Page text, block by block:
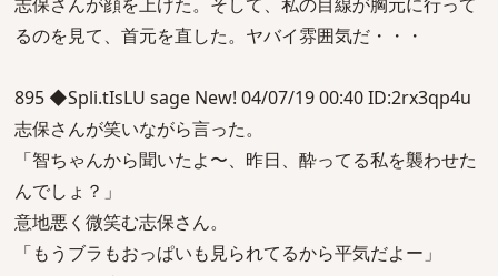
るのを見て、首元を直した。ヤバイ雰囲気だ・・・
895 ◆Spli.tIsLU sage New! 04/07/19 00:40 ID:2rx3qp4u
志保さんが笑いながら言った。
「智ちゃんから聞いたよ〜、昨日、酔ってる私を襲わせた
んでしょ？」
意地悪く微笑む志保さん。
「もうブラもおっぱいも見られてるから平気だよー」